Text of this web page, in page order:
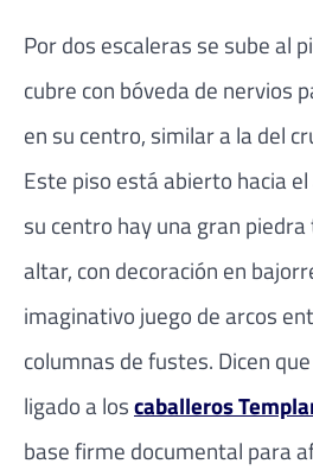
Por dos escaleras se sube al
cubre con bóveda de nervios
en su centro, similar a la del
Este piso está abierto hacia
su centro hay una gran
altar, con decoración en
imaginativo juego de arcos
columnas de fustes. Dicen
ligado a loscaballeros
base firme documental para